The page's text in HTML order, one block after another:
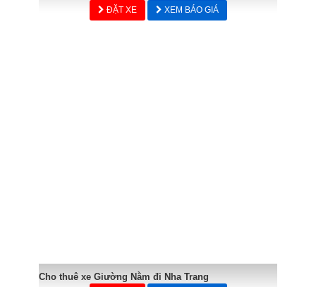
ĐẶT XE XEM BÁO GIÁ
Cho thuê xe Giường Nằm đi Nha Trang